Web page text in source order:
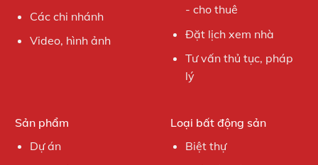
Các chi nhánh
Video, hình ảnh
- cho thuê
Đặt lịch xem nhà
Tư vấn thủ tục, pháp
lý
Sản phẩm
Dự án
Loại bất động sản
Biệt thự